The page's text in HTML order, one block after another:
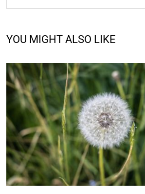
YOU MIGHT ALSO LIKE